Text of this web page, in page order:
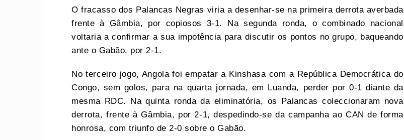
O fracasso dos Palancas Negras viria a desenhar-se na primeira derrota averbada
frente à Gâmbia, por copiosos 3-1. Na segunda ronda, o combinado nacional
voltaria a confirmar a sua impotência para discutir os pontos no grupo, baqueando
ante o Gabão, por 2-1.
No terceiro jogo, Angola foi empatar a Kinshasa com a República Democrática do
Congo, sem golos, para na quarta jornada, em Luanda, perder por 0-1 diante da
mesma RDC. Na quinta ronda da eliminatória, os Palancas coleccionaram nova
derrota, frente à Gâmbia, por 2-1, despedindo-se da campanha ao CAN de forma
honrosa, com triunfo de 2-0 sobre o Gabão.